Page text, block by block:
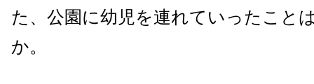
た、公園に幼児を連れていったこと
か。